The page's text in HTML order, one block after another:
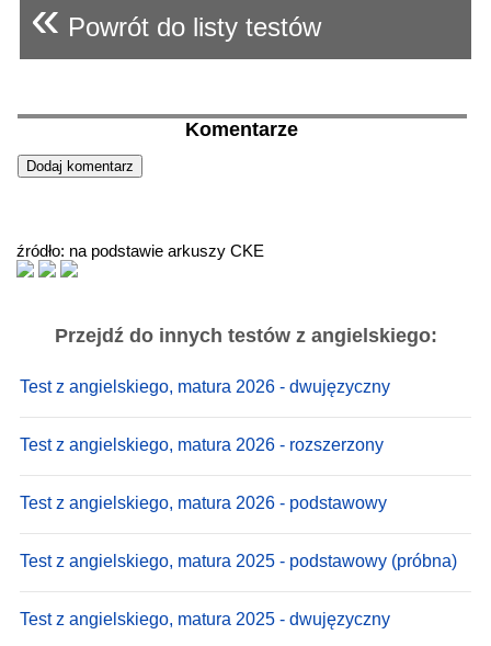
« Powrót do listy testów
Komentarze
źródło: na podstawie arkuszy CKE
Przejdź do innych testów z angielskiego:
Test z angielskiego, matura 2026 - dwujęzyczny
Test z angielskiego, matura 2026 - rozszerzony
Test z angielskiego, matura 2026 - podstawowy
Test z angielskiego, matura 2025 - podstawowy (próbna)
Test z angielskiego, matura 2025 - dwujęzyczny